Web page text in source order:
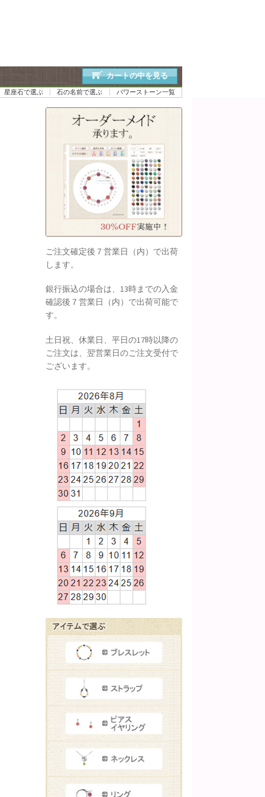
カートの中を見る
星座石で選ぶ 石の名前で選ぶ パワーストーン一覧
ご注文確定後７営業日（内）で出荷
します。
銀行振込の場合は、13時までの入金
確認後７営業日（内）で出荷可能で
す。
土日祝、休業日、平日の17時以降の
ご注文は、翌営業日のご注文受付で
ございます。